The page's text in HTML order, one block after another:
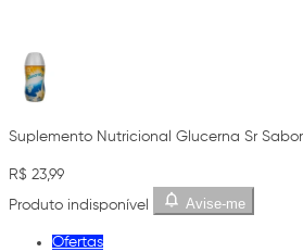
Suplemento Nutricional Glucerna Sr
R$ 23,99
Produto indisponível
Avise-me
Ofertas